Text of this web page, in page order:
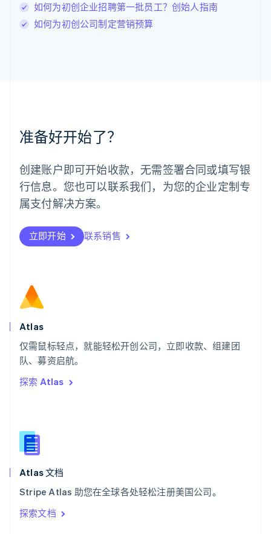
如何为初创企业招聘第一批员工？创始人指南
如何为初创公司制定营销预算
准备好开始了？
创建账户即可开始收款，无需签署合同或填写银
行信息。您也可以联系我们，为您的企业定制专
属支付解决方案。
立即开始 联系销售
Atlas
仅需鼠标轻点，就能轻松开创公司，立即收款、组建团
队、募资启航。
探索 Atlas
Atlas 文档
Stripe Atlas 助您在全球各处轻松注册美国公司。
探索文档
罗马尼亚
English
挪威
葡萄牙
Português English
日本
日本語English
瑞典
瑞士
DeutschFrançais
English
斯洛文尼亚
泰国
ไทยEnglish
希腊
English
西班牙
新西兰
English
匈牙利
English
ItalianoEnglish
印度
English